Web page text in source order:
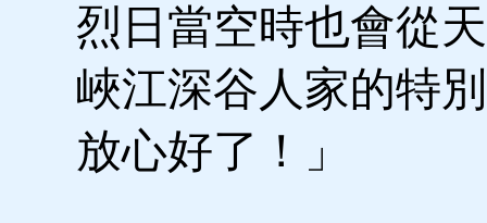
烈日當空時也會從
峽江深谷人家的特
放心好了！」